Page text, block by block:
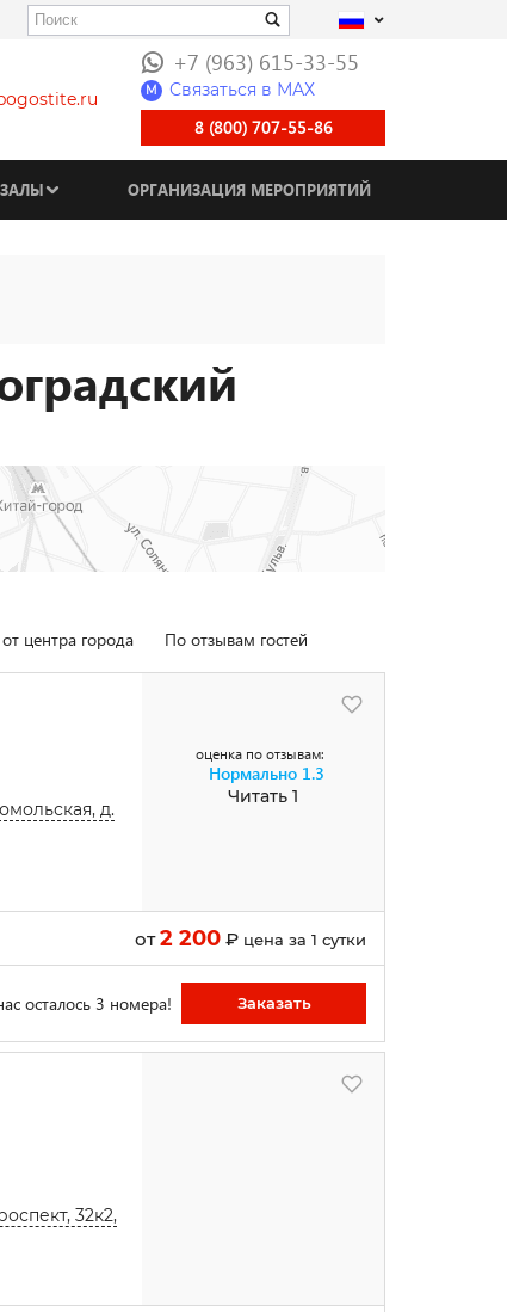
+7 (963) 615-33-55
M Связаться в МАХ
8 (800) 707-55-86
ОРГАНИЗАЦИЯ МЕРОПРИЯТИЙ
центра города По отзывам гостей
д.
оценка по отзывам:
Нормально 1.3
Читать 1
от2 200₽ цена за 1 сутки
осталось 3 номера! Заказать
32к2,